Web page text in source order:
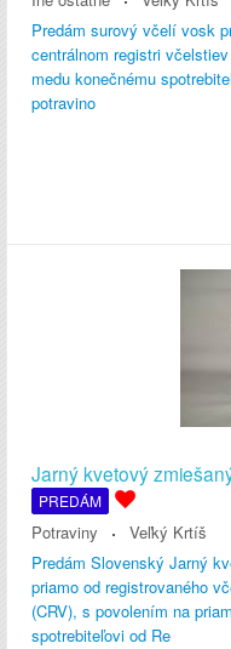
Predám surový včelí vosk
centrálnom registri
medu konečnému
potravino
Jarný kvetový
PREDÁM
Potraviny
Veľký Krtíš
Predám Slovenský Jarný
priamo od registrovaného
(CRV), s povolením na
spotrebiteľovi od Re